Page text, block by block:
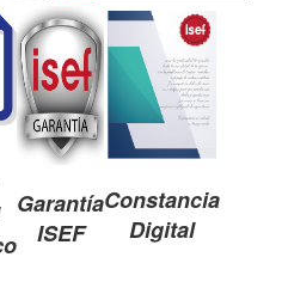
Garantía
ISEF
Constancia
Digital